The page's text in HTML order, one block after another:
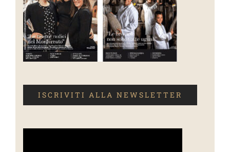
ISCRIVITI ALLA NEWSLETTER